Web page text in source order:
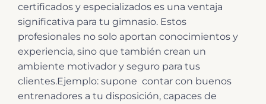
certificados y especializados es una ventaja
significativa para tu gimnasio. Estos
profesionales no solo aportan conocimientos y
experiencia, sino que también crean un
ambiente motivador y seguro para tus
clientes.Ejemplo: supone contar con buenos
entrenadores a tu disposición, capaces de